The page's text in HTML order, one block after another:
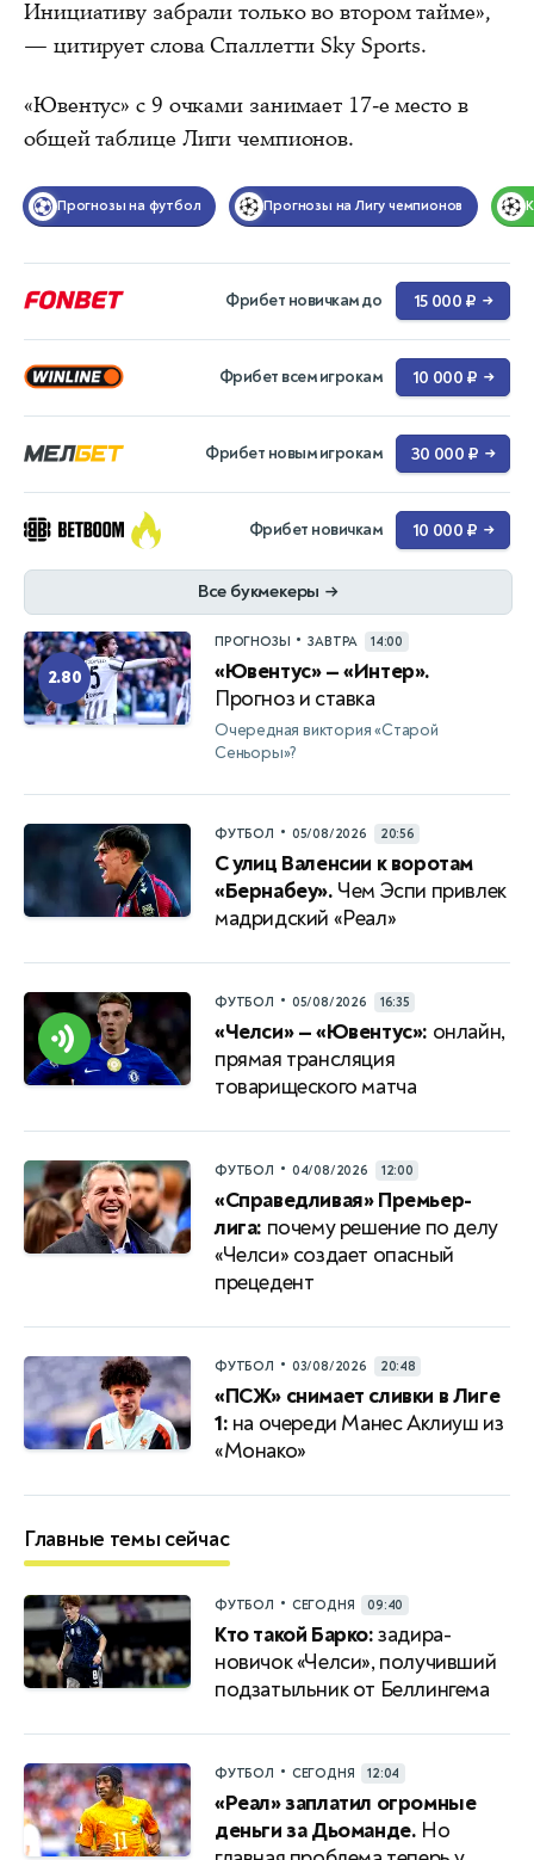
Инициативу забрали только во втором тайме»,
— цитирует слова Спаллетти Sky Sports.
«Ювентус» с 9 очками занимает 17-е место в
общей таблице Лиги чемпионов.
Прогнозы на футбол Прогнозы на Лигу чемпионов
Фрибет новичкам до 15 000 ₽ →
Фрибет всем игрокам 10 000 ₽ →
Фрибет новым игрокам 30 000 ₽ →
Фрибет новичкам 10 000 ₽ →
Все букмекеры →
2.80
ПРОГНОЗЫ • ЗАВТРА 14:00
«Ювентус» — «Интер».
Прогноз и ставка
Очередная виктория «Старой
Сеньоры»?
ФУТБОЛ • 05/08/2026 20:56
С улиц Валенсии к воротам
«Бернабеу». Чем Эспи привлек
мадридский «Реал»
ФУТБОЛ • 05/08/2026 16:35
«Челси» — «Ювентус»: онлайн,
прямая трансляция
товарищеского матча
ФУТБОЛ • 04/08/2026 12:00
«Справедливая» Премьер-
лига: почему решение по делу
«Челси» создает опасный
прецедент
ФУТБОЛ • 03/08/2026 20:48
«ПСЖ» снимает сливки в Лиге
1: на очереди Манес Аклиуш из
«Монако»
Главные темы сейчас
ФУТБОЛ • СЕГОДНЯ 09:40
Кто такой Барко:задира-
новичок «Челси», получивший
подзатыльник от Беллингема
ФУТБОЛ • СЕГОДНЯ 12:04
«Реал» заплатил огромные
деньги за Дьоманде. Но